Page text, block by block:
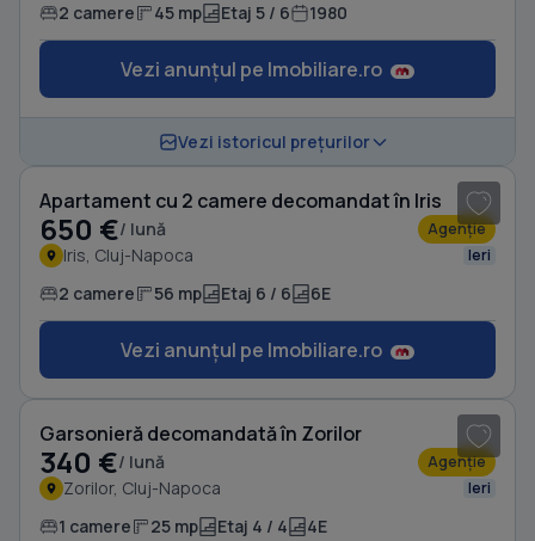
2 camere 45 mp Etaj 5 / 6 1980
Vezi anunțul pe Imobiliare.ro
Vezi istoricul prețurilor
Apartament cu 2 camere decomandat în Iris
650 €/ lună Agenție
Iris, Cluj-Napoca Ieri
2 camere 56 mp Etaj 6 / 6 6E
Vezi anunțul pe Imobiliare.ro
Garsonieră decomandată în Zorilor
340 €/ lună Agenție
Zorilor, Cluj-Napoca Ieri
1 camere 25 mp Etaj 4 / 4 4E